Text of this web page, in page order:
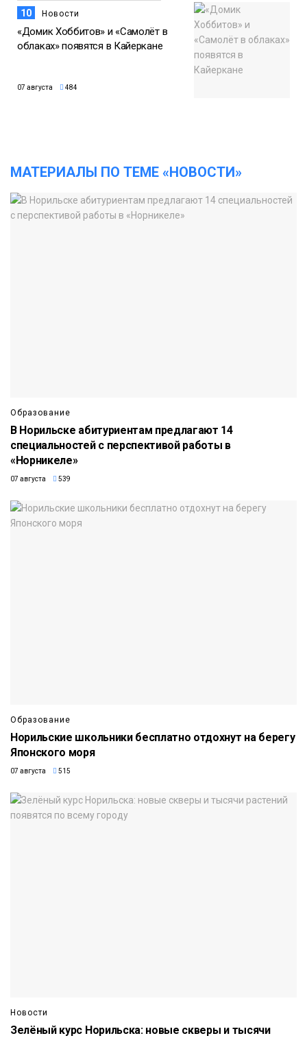
10 Новости
«Домик Хоббитов» и «Самолёт в
облаках» появятся в Кайеркане
07 августа 484
МАТЕРИАЛЫ ПО ТЕМЕ «НОВОСТИ»
Образование
В Норильске абитуриентам предлагают 14
специальностей с перспективой работы в
«Норникеле»
07 августа 539
Образование
Норильские школьники бесплатно отдохнут на берегу
Японского моря
07 августа 515
Новости
Зелёный курс Норильска: новые скверы и тысячи